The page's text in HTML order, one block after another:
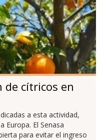
de cítricos en
a esta actividad,
Europa. El Senasa
para evitar el ingreso